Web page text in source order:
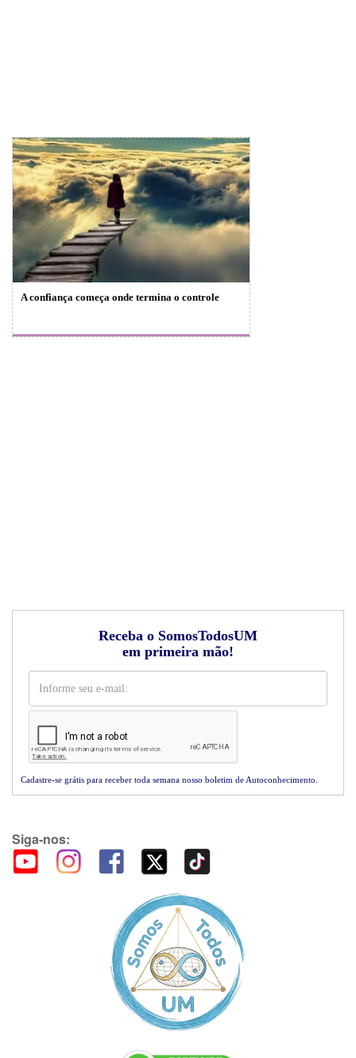
A confiança começa onde termina o controle
Receba o SomosTodosUM
em primeira mão!
Cadastre-se grátis para receber toda semana nosso boletim de Autoconhecimento.
Siga-nos: